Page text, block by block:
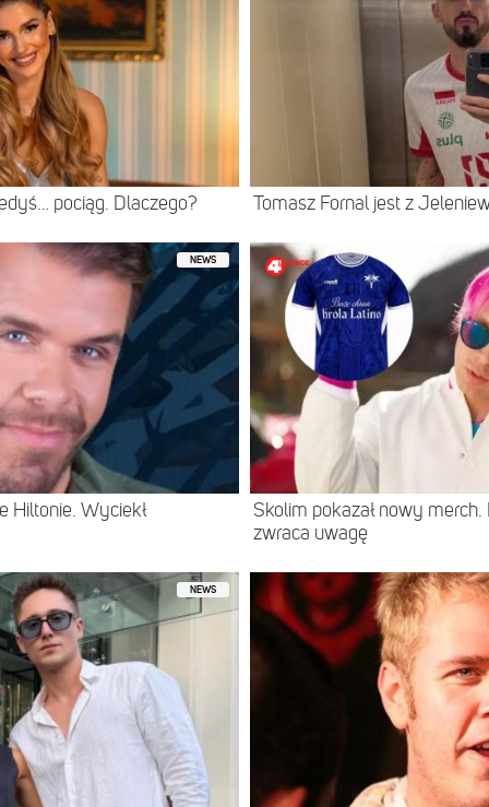
pociąg. Dlaczego? Tomasz Fornal jest z
NEWS
Hiltonie. Wyciekł
Skolim pokazał nowy
zwraca uwagę
NEWS